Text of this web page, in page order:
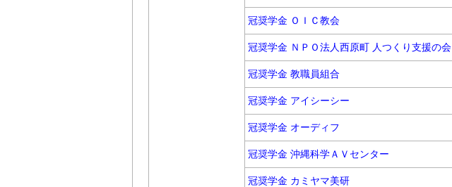
冠奨学金 ＯＩＣ教会
冠奨学金 ＮＰＯ法人西原町 人つくり支援の会
冠奨学金 教職員組合
冠奨学金 アイシーシー
冠奨学金 オーディフ
冠奨学金 沖縄科学ＡＶセンター
冠奨学金 カミヤマ美研